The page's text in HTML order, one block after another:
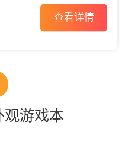
查看详情
观游戏本